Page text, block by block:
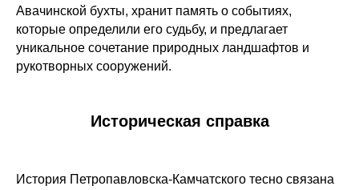
Авачинской бухты, хранит память о событиях,
которые определили его судьбу, и предлагает
уникальное сочетание природных ландшафтов и
рукотворных сооружений.
Историческая справка
История Петропавловска-Камчатского тесно связана